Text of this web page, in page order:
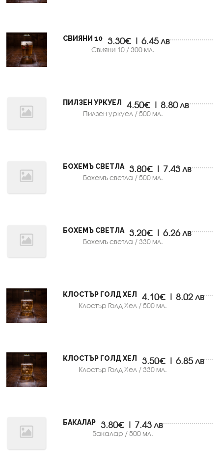
СВИЯНИ 10
Свияни 10 / 300 мл.
3.30€ | 6.45 лв
ПИЛЗЕН УРКУЕЛ
Пилзен уркуел / 500 мл.
4.50€ | 8.80 лв
БОХЕМЪ СВЕТЛА
Бохемъ светла / 500 мл.
3.80€ | 7.43 лв
БОХЕМЪ СВЕТЛА
Бохемъ светла / 330 мл.
3.20€ | 6.26 лв
КЛОСТЪР ГОЛД ХЕЛ
Клостър Голд Хел / 500 мл.
4.10€ | 8.02 лв
КЛОСТЪР ГОЛД ХЕЛ
Клостър Голд Хел / 330 мл.
3.50€ | 6.85 лв
БАКАЛАР
Бакалар / 500 мл.
3.80€ | 7.43 лв